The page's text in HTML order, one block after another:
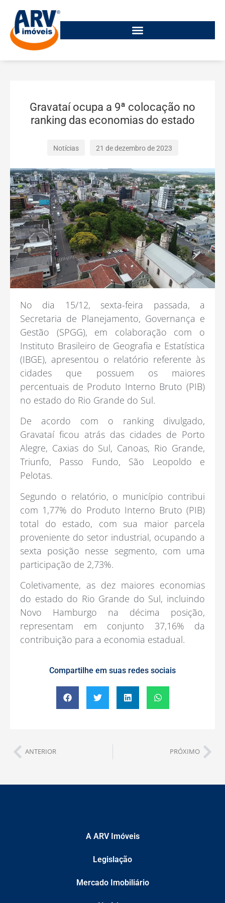
Gravataí ocupa a 9ª colocação no
ranking das economias do estado
Notícias 21 de dezembro de 2023
No dia 15/12, sexta-feira passada, a
Secretaria de Planejamento, Governança e
Gestão (SPGG), em colaboração com o
Instituto Brasileiro de Geografia e Estatística
(IBGE), apresentou o relatório referente às
cidades que possuem os maiores
percentuais de Produto Interno Bruto (PIB)
no estado do Rio Grande do Sul.
De acordo com o ranking divulgado,
Gravataí ficou atrás das cidades de Porto
Alegre, Caxias do Sul, Canoas, Rio Grande,
Triunfo, Passo Fundo, São Leopoldo e
Pelotas.
Segundo o relatório, o município contribui
com 1,77% do Produto Interno Bruto (PIB)
total do estado, com sua maior parcela
proveniente do setor industrial, ocupando a
sexta posição nesse segmento, com uma
participação de 2,73%.
Coletivamente, as dez maiores economias
do estado do Rio Grande do Sul, incluindo
Novo Hamburgo na décima posição,
representam em conjunto 37,16% da
contribuição para a economia estadual.
Compartilhe em suas redes sociais
ANTERIOR PRÓXIMO
A ARV Imóveis
Legislação
Mercado Imobiliário